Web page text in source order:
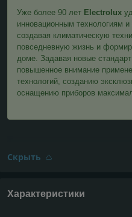
Уже более 90 лет Electrolux
инновационным технологиям и
создавая климатическую
повседневную жизнь и
доме. Задавая новые
повышенное внимание
технологий, созданию
оснащению приборов
Скрыть
Характеристики